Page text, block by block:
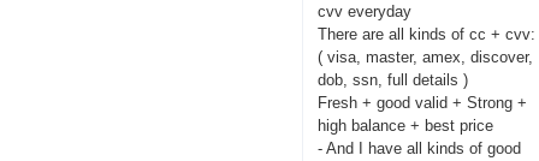
cvv everyday
There are all kinds of cc + cvv:
( visa, master, amex, discover,
dob, ssn, full details )
Fresh + good valid + Strong +
high balance + best price
- And I have all kinds of good